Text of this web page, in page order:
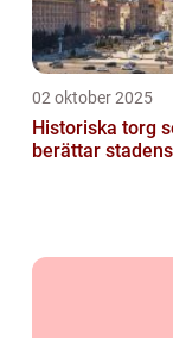
02 oktober 2025
Historiska torg
berättar